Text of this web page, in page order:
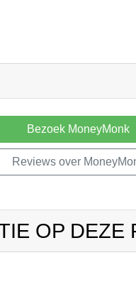
Bezoek MoneyMonk
Reviews over
OP DEZE